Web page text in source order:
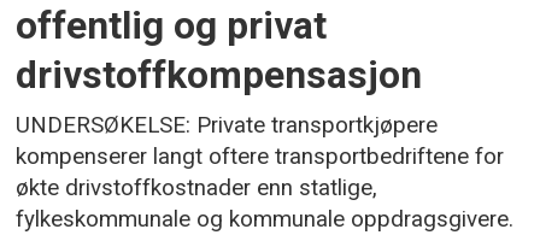
offentlig og privat
drivstoffkompensasjon
UNDERSØKELSE: Private transportkjøpere
kompenserer langt oftere transportbedriftene for
økte drivstoffkostnader enn statlige,
fylkeskommunale og kommunale oppdragsgivere.